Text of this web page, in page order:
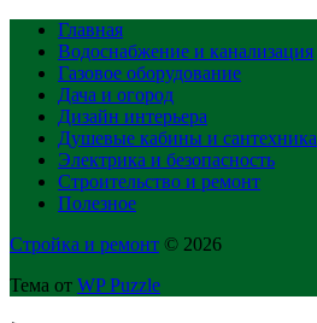
Главная
Водоснабжение и канализация
Газовое оборудование
Дача и огород
Дизайн интерьера
Душевые кабины и сантехника
Электрика и безопасность
Строительство и ремонт
Полезное
Стройка и ремонт © 2026
Тема от WP Puzzle